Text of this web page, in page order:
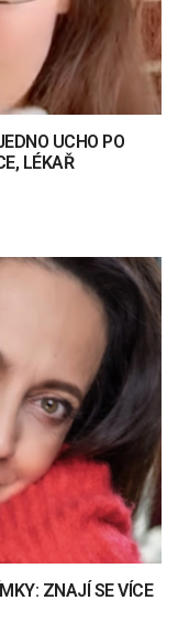
UCHO PO
LÉKAŘ
ZNAJÍ SE VÍCE